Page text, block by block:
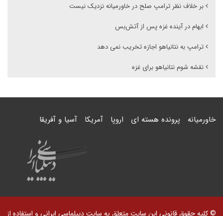
بر خلاف نظر ترامپ صلح در خاورمیانه نزدیک نیست
ابهام در آینده غزه پس از آتش‌بس
ترامپ به نتانیاهو اجازه تخریب نمی دهد
نقشه شوم نتانیاهو برای غزه
خاورمیانه پرونده هسته ای اروپا آمریکا آسیا و آفریقا
© کلیه حقوق قانونی این سایت متعلق به سایت دیپلماسی ایرانی و استفاده از